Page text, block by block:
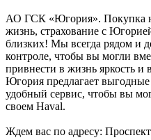
АО ГСК «Югория». Покупка
жизнь, страхование с
близких! Мы всегда рядом и
контроле, чтобы вы могли
привнести в жизнь яркость и
Югория предлагает
удобный сервис, чтобы вы
своем Haval.
Ждем вас по адресу: